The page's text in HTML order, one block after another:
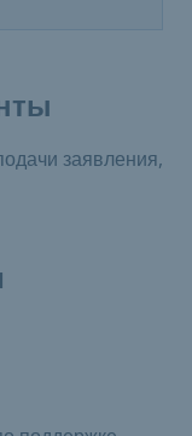
заявления,